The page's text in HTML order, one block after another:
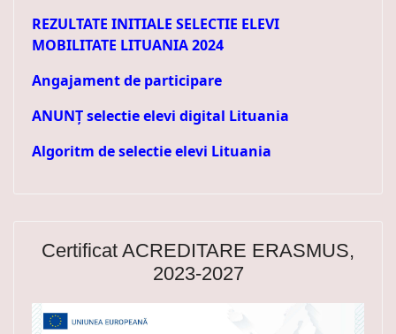
REZULTATE INITIALE SELECTIE ELEVI
MOBILITATE LITUANIA 2024
Angajament de participare
ANUNȚ selectie elevi digital Lituania
Algoritm de selectie elevi Lituania
Certificat ACREDITARE ERASMUS,
2023-2027